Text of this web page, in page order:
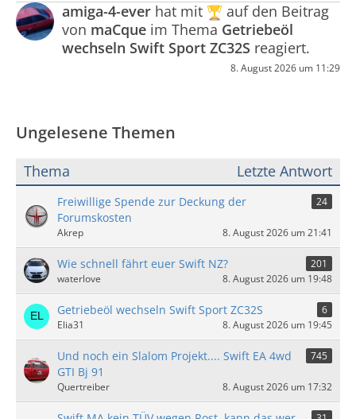
amiga-4-ever hat mit
auf den Beitrag
von maCque im Thema Getriebeöl
wechseln Swift Sport ZC32S reagiert.
8. August 2026 um 11:29
Ungelesene Themen
Thema Letzte Antwort
Freiwillige Spende zur Deckung der
Forumskosten
24
Akrep 8. August 2026 um 21:41
Wie schnell fährt euer Swift NZ?
201
waterlove
8. August 2026 um 19:48
Getriebeöl wechseln Swift Sport ZC32S
6
Elia31
8. August 2026 um 19:45
Und noch ein Slalom Projekt.... Swift EA 4wd
GTI Bj 91
745
Quertreiber 8. August 2026 um 17:32